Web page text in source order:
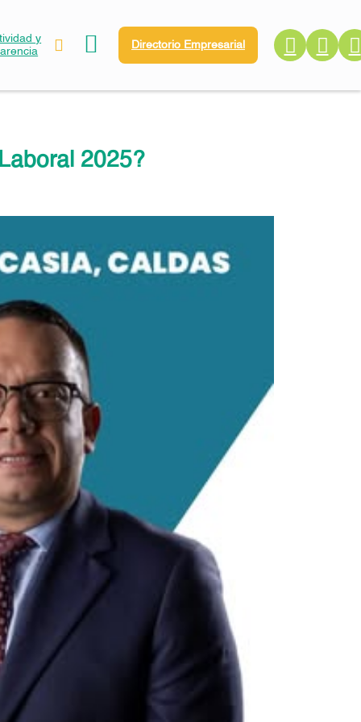
y
Directorio Empresarial
2025?